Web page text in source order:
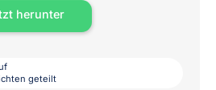
herunter
geteilt